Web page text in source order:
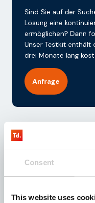
Consent
This website uses
Sind Sie auf der
Lösung eine
ermöglichen? Dann
Unser Testkit enthält
drei Monate lang
Anfrage
Sind Sie auf der
Zugang zu wertvollen